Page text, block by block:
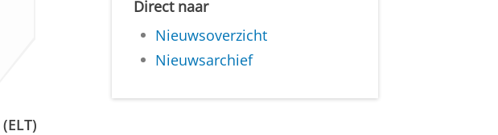
(ELT)
Direct naar
Nieuwsoverzicht
Nieuwsarchief